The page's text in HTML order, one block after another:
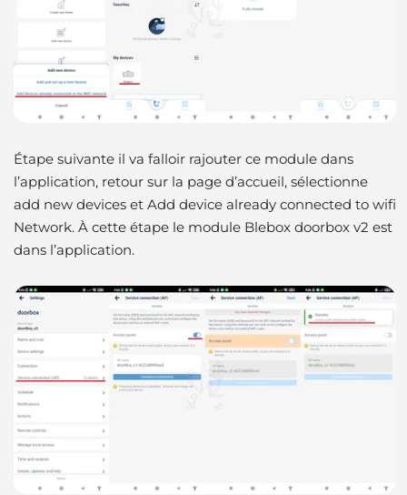
Étape suivante il va falloir rajouter ce module dans
l’application, retour sur la page d’accueil, sélectionne
add new devices et Add device already connected to wifi
Network. À cette étape le module Blebox doorbox v2 est
dans l’application.